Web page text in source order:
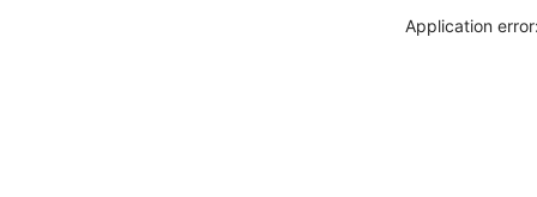
Application